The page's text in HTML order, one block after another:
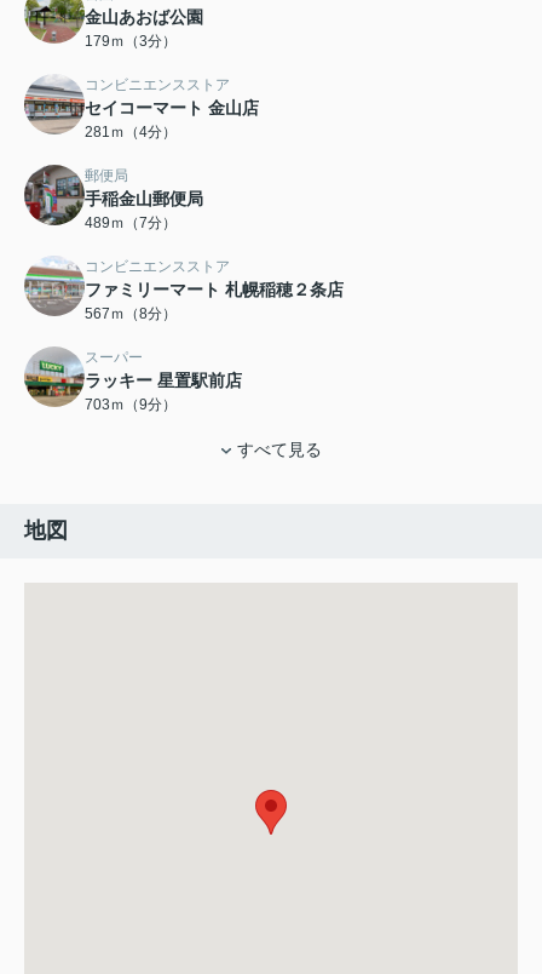
金山あおば公園
179ｍ（3分）
コンビニエンスストア
セイコーマート 金山店
281ｍ（4分）
郵便局
手稲金山郵便局
489ｍ（7分）
コンビニエンスストア
ファミリーマート 札幌稲穂２条店
567ｍ（8分）
スーパー
ラッキー 星置駅前店
703ｍ（9分）
すべて見る
地図